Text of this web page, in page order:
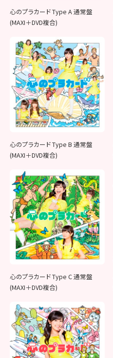
心のプラカード Type A 通常盤
(MAXI＋DVD複合)
心のプラカード Type B 通常盤
(MAXI＋DVD複合)
心のプラカード Type C 通常盤
(MAXI＋DVD複合)